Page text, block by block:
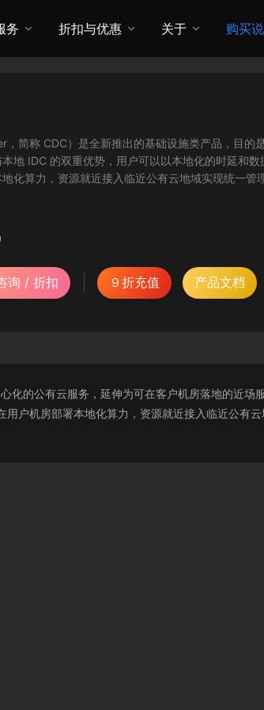
务 折扣与优惠 关于 购买
简称 CDC）是全新推出的基础设施类产品，目的
地 IDC 的双重优势，用户可以以本地化的时延和
化算力，资源就近接入临近公有云地域实现统一管
询 / 折扣 ９折充值 产品文档
的公有云服务，延伸为可在客户机房落地的近场
户机房部署本地化算力，资源就近接入临近公有云